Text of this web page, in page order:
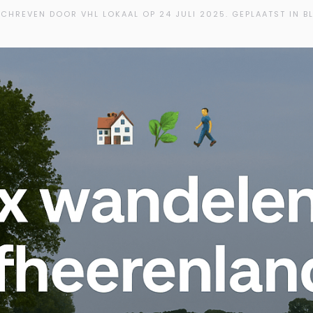
DOOR VHL LOKAAL OP 24 JULI 2025 . GEPLAATST IN